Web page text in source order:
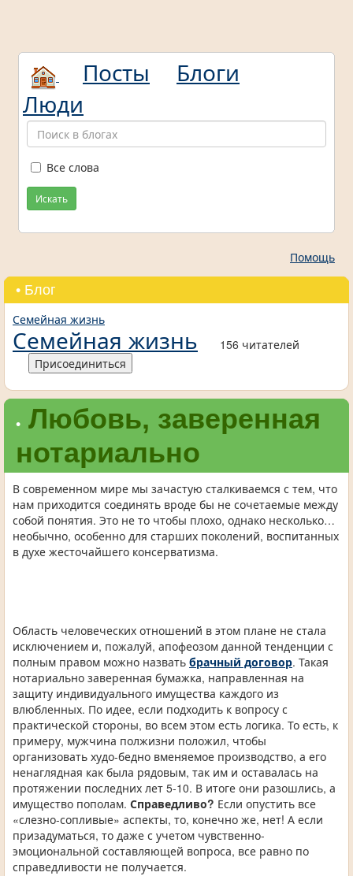
Посты
Блоги
Люди
Все слова
Искать
Помощь
• Блог
Семейная жизнь
Семейная жизнь
156 читателей
Присоединиться
• Любовь, заверенная
нотариально
В современном мире мы зачастую сталкиваемся с тем, что
нам приходится соединять вроде бы не сочетаемые между
собой понятия. Это не то чтобы плохо, однако несколько…
необычно, особенно для старших поколений, воспитанных
в духе жесточайшего консерватизма.
Область человеческих отношений в этом плане не стала
исключением и, пожалуй, апофеозом данной тенденции с
полным правом можно назвать брачный договор. Такая
нотариально заверенная бумажка, направленная на
защиту индивидуального имущества каждого из
влюбленных. По идее, если подходить к вопросу с
практической стороны, во всем этом есть логика. То есть, к
примеру, мужчина полжизни положил, чтобы
организовать худо-бедно вменяемое производство, а его
ненаглядная как была рядовым, так им и оставалась на
протяжении последних лет 5-10. В итоге они разошлись, а
имущество пополам. Справедливо? Если опустить все
«слезно-сопливые» аспекты, то, конечно же, нет! А если
призадуматься, то даже с учетом чувственно-
эмоциональной составляющей вопроса, все равно по
справедливости не получается.